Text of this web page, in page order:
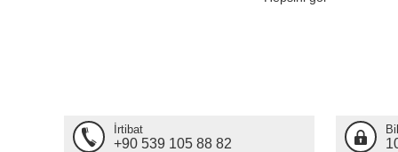
İrtibat
+90 539 105 88 82